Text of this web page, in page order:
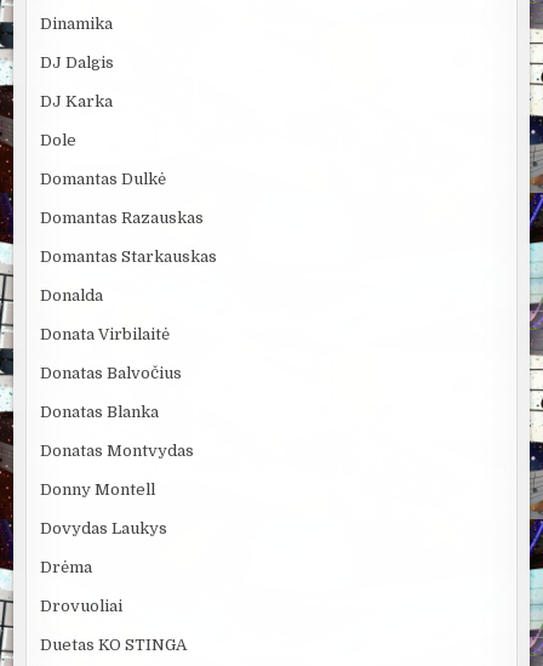
Dinamika
DJ Dalgis
DJ Karka
Dole
Domantas Dulkė
Domantas Razauskas
Domantas Starkauskas
Donalda
Donata Virbilaitė
Donatas Balvočius
Donatas Blanka
Donatas Montvydas
Donny Montell
Dovydas Laukys
Drėma
Drovuoliai
Duetas KO STINGA